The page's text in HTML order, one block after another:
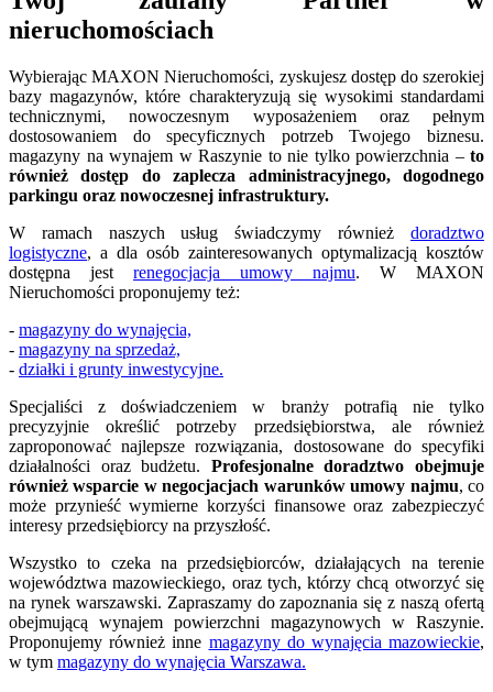
nieruchomościach
Wybierając MAXON Nieruchomości, zyskujesz dostęp do szerokiej
bazy magazynów, które charakteryzują się wysokimi standardami
technicznymi, nowoczesnym wyposażeniem oraz pełnym
dostosowaniem do specyficznych potrzeb Twojego biznesu.
magazyny na wynajem w Raszynie to nie tylko powierzchnia –to
również dostęp do zaplecza administracyjnego, dogodnego
parkingu oraz nowoczesnej infrastruktury.
W ramach naszych usług świadczymy również doradztwo
logistyczne, a dla osób zainteresowanych optymalizacją kosztów
dostępna jest renegocjacja umowy najmu. W MAXON
Nieruchomości proponujemy też:
- magazyny do wynajęcia,
- magazyny na sprzedaż,
- działki i grunty inwestycyjne.
Specjaliści z doświadczeniem w branży potrafią nie tylko
precyzyjnie określić potrzeby przedsiębiorstwa, ale również
zaproponować najlepsze rozwiązania, dostosowane do specyfiki
działalności oraz budżetu. Profesjonalne doradztwo obejmuje
również wsparcie w negocjacjach warunków umowy najmu, co
może przynieść wymierne korzyści finansowe oraz zabezpieczyć
interesy przedsiębiorcy na przyszłość.
Wszystko to czeka na przedsiębiorców, działających na terenie
województwa mazowieckiego, oraz tych, którzy chcą otworzyć się
na rynek warszawski. Zapraszamy do zapoznania się z naszą ofertą
obejmującą wynajem powierzchni magazynowych w Raszynie.
Proponujemy również inne magazyny do wynajęcia mazowieckie,
w tym magazyny do wynajęcia Warszawa.